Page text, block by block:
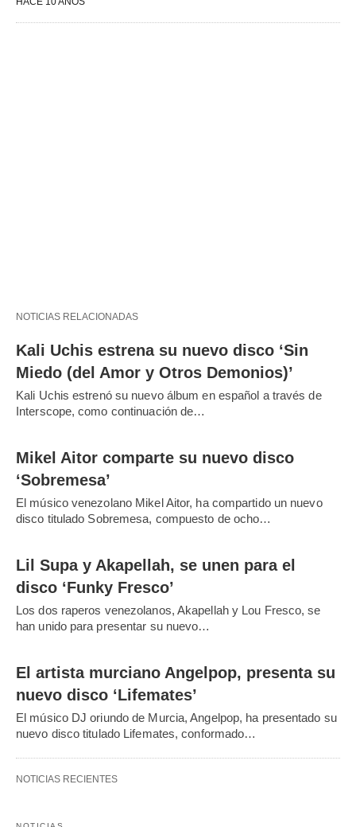
NOTICIAS RELACIONADAS
Kali Uchis estrena su nuevo disco ‘Sin
Miedo (del Amor y Otros Demonios)’
Kali Uchis estrenó su nuevo álbum en español a través de
Interscope, como continuación de…
Mikel Aitor comparte su nuevo disco
‘Sobremesa’
El músico venezolano Mikel Aitor, ha compartido un nuevo
disco titulado Sobremesa, compuesto de ocho…
Lil Supa y Akapellah, se unen para el
disco ‘Funky Fresco’
Los dos raperos venezolanos, Akapellah y Lou Fresco, se
han unido para presentar su nuevo…
El artista murciano Angelpop, presenta su
nuevo disco ‘Lifemates’
El músico DJ oriundo de Murcia, Angelpop, ha presentado su
nuevo disco titulado Lifemates, conformado…
NOTICIAS RECIENTES